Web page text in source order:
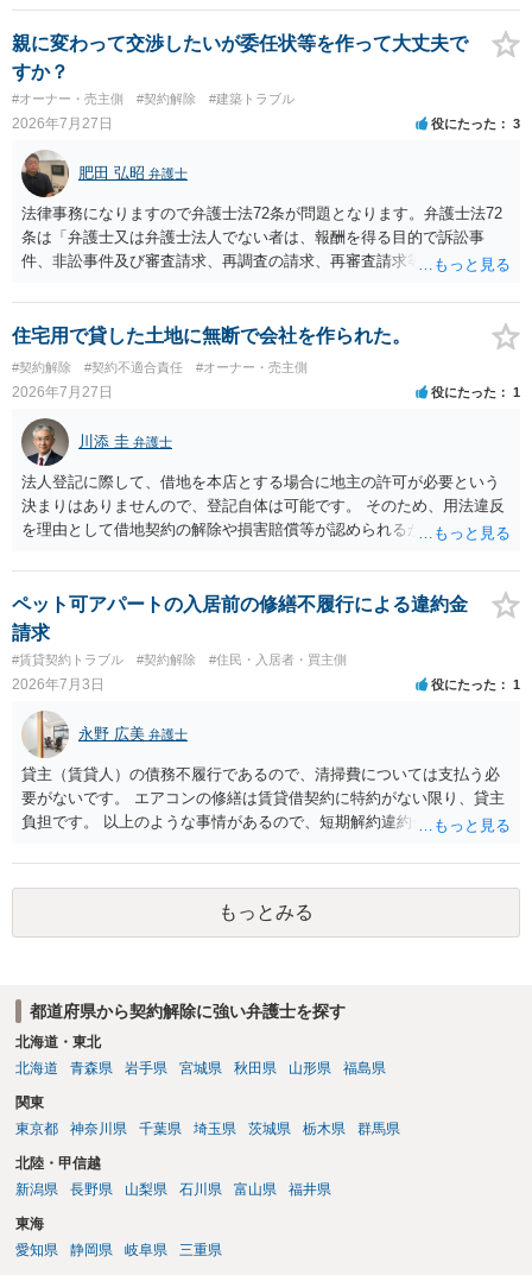
れますが、これは法的な保証ではありません。 ただ、解除まで認めら
れるかどうかについては信頼関係が破壊されたかどうかで判断されま
すので、建物を事務所・店舗用に大きく改築する等までなさらない限
り、リスクはそれほど大きくないかもしれません。 しかしそれでも、
大家さんが契約違反を口実に、将来の更新時に更新料の上乗せを要求
したり、立ち退きを迫る材料に使ったりする可能性は否定できませ
ん。
親に変わって交渉したいが委任状等を作って大丈夫で
すか？
#オーナー・売主側 #契約解除 #建築トラブル
2026年7月27日 役にたった 3
肥田 弘昭 弁護士
法律事務になりますので弁護士法72条が問題となります。弁護士法72
条は「弁護士又は弁護士法人でない者は、報酬を得る目的で訴訟事
件、非訟事件及び審査請求、再調査の請求、再審査請求等行政庁に対
しくは和解その他の法律事務を取り扱い、又はこれらの周旋をするこ
とを業とすることができない。ただし、この法律又は他の法律に別段
の定めがある場合は、この限りでない。」とのことから、報酬を得る
目的がないのであれば適法です。なぜなら、弁護士法72条に違反しな
いのであれば、委任については無償で委任者が受任者に委任できるか
らです。ご参考にしてください。
住宅用で貸した土地に無断で会社を作られた。
#契約解除 #契約不適合責任 #オーナー・売主側
2026年7月27日 役にたった 1
川添 圭 弁護士
法人登記に際して、借地を本店とする場合に地主の許可が必要という
決まりはありませんので、登記自体は可能です。 そのため、用法違反
を理由として借地契約の解除や損害賠償等が認められるかどうかが問
の建物を住居用に限定する（事業に使用しない）特約があると評価で
きるかどうかが重要でしょう（借地契約締結後に賃借人が建物を店舗
に改装したという事案で、住居に限定する特約までは存在しなかった
として契約解除を認めなかった裁判例があります）。契約条項の記載
や解釈の問題になりますので、弁護士へ直接相談されることをお勧め
します。
ペット可アパートの入居前の修繕不履行による違約金
請求
#賃貸契約トラブル #契約解除 #住民・入居者・買主側
2026年7月3日 役にたった 1
永野 広美 弁護士
貸主（賃貸人）の債務不履行であるので、清掃費については支払う必
要がないです。 エアコンの修繕は賃貸借契約に特約がない限り、貸主
負担です。 以上のような事情があるので、短期解約違約金を支払う必
もっとみる
都道府県から契約解除に強い弁護士を探す
北海道・東北
北海道
青森県 岩手県 宮城県 秋田県 山形県 福島県
関東
東京都
神奈川県 千葉県 埼玉県 茨城県 栃木県 群馬県
北陸・甲信越
新潟県
長野県 山梨県 石川県 富山県 福井県
東海
愛知県
静岡県 岐阜県 三重県